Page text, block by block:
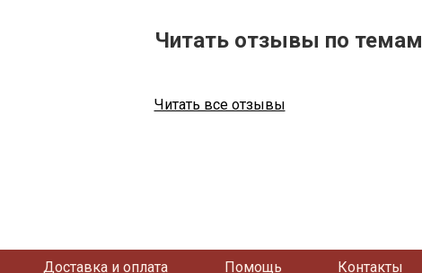
Читать отзывы по темам
Читать все отзывы
Доставка и оплата Помощь Контакты